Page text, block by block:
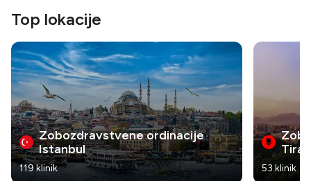
Top lokacije
Zobozdravstvene ordinacije
Istanbul
119 klinik 53 klinik